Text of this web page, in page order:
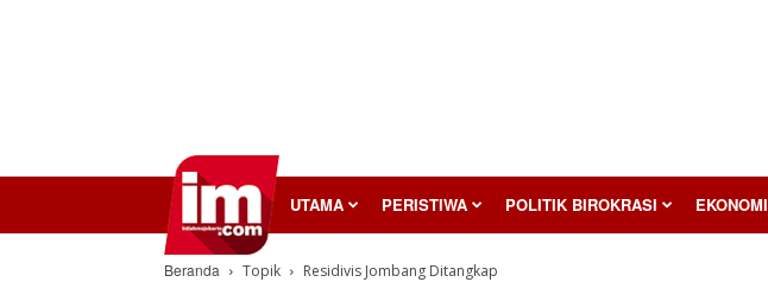
InilahMojokerto UTAMA PERISTIWA POLITIK BIROKRASI EKONOMI
Beranda Topik Residivis Jombang Ditangkap